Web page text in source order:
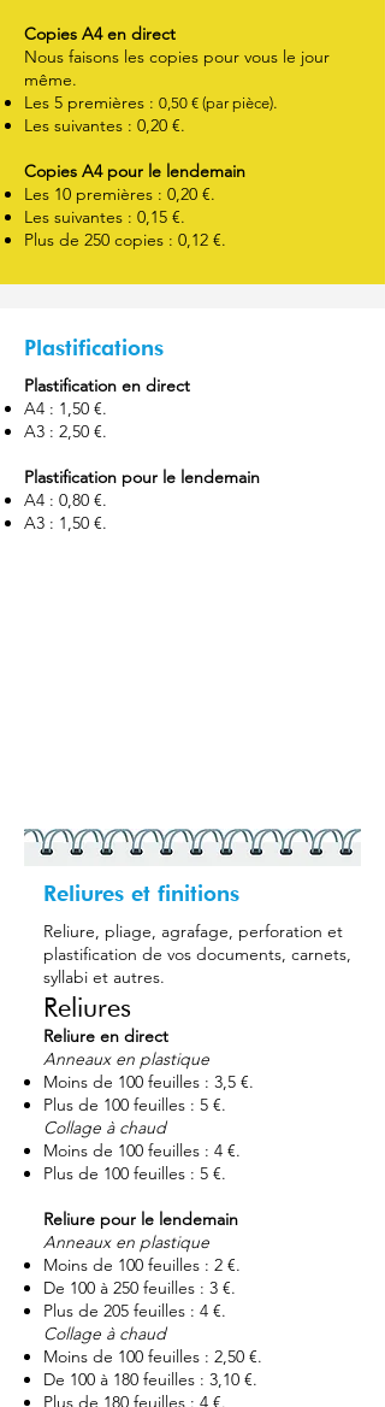
Copies A4 en direct
Nous faisons les copies pour vous le jour
même.
Les 5 premières : 0,50 € (par pièce).
Les suivantes : 0,20 €.
Copies A4 pour le lendemain
Les 10 premières : 0,20 €.
Les suivantes : 0,15 €.
Plus de 250 copies : 0,12 €.
Plastifications
Plastification en direct
A4 : 1,50 €.
A3 : 2,50 €.
Plastification pour le lendemain
A4 : 0,80 €.
A3 : 1,50 €.
Reliures et finitions
Reliure, pliage, agrafage, perforation et
plastification de vos documents, carnets,
syllabi et autres.
Reliures
Reliure en direct
Anneaux en plastique
Moins de 100 feuilles : 3,5 €.
Plus de 100 feuilles : 5 €.
Collage à chaud
Moins de 100 feuilles : 4 €.
Plus de 100 feuilles : 5 €.
Reliure pour le lendemain
Anneaux en plastique
Moins de 100 feuilles : 2 €.
De 100 à 250 feuilles : 3 €.
Plus de 205 feuilles : 4 €.
Collage à chaud
Moins de 100 feuilles : 2,50 €.
De 100 à 180 feuilles : 3,10 €.
Plus de 180 feuilles : 4 €.